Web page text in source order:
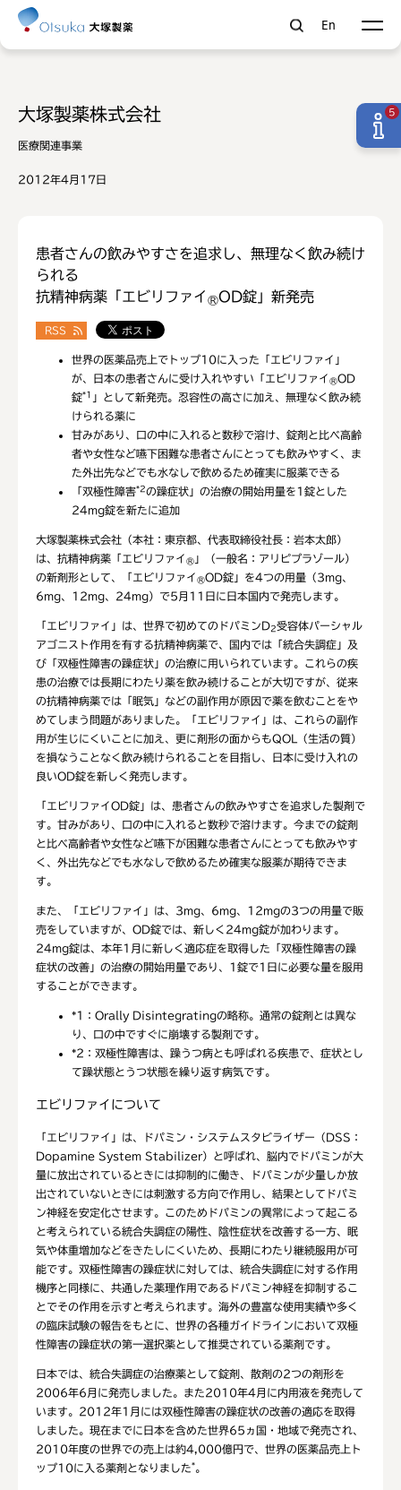
En
大塚製薬株式会社
医療関連事業
2012年4月17日
患者さんの飲みやすさを追求し、無理なく飲み続け
られる
抗精神病薬「エビリファイ ®OD錠」新発売
RSS
世界の医薬品売上でトップ10に入った「エビリファイ」
が、日本の患者さんに受け入れやすい「エビリファイ ®OD
錠*1
」として新発売。忍容性の高さに加え、無理なく飲み続
けられる薬に
甘みがあり、口の中に入れると数秒で溶け、錠剤と比べ高齢
者や女性など嚥下困難な患者さんにとっても飲みやすく、ま
た外出先などでも水なしで飲めるため確実に服薬できる
「双極性障害*2の躁症状」の治療の開始用量を1錠とした
24mg錠を新たに追加
大塚製薬株式会社（本社：東京都、代表取締役社長：岩本太郎）
は、抗精神病薬「エビリファイ ® 」（一般名：アリピプラゾール）
の新剤形として、「エビリファイ ®OD錠」を4つの用量（3mg、
6mg、12mg、24mg）で5月11日に日本国内で発売します。
「エビリファイ」は、世界で初めてのドパミンD2受容体パーシャル
アゴニスト作用を有する抗精神病薬で、国内では「統合失調症」及
び「双極性障害の躁症状」の治療に用いられています。これらの疾
患の治療では長期にわたり薬を飲み続けることが大切ですが、従来
の抗精神病薬では「眠気」などの副作用が原因で薬を飲むことをや
めてしまう問題がありました。「エビリファイ」は、これらの副作
用が生じにくいことに加え、更に剤形の面からもQOL（生活の質）
を損なうことなく飲み続けられることを目指し、日本に受け入れの
良いOD錠を新しく発売します。
「エビリファイOD錠」は、患者さんの飲みやすさを追求した製剤で
す。甘みがあり、口の中に入れると数秒で溶けます。今までの錠剤
と比べ高齢者や女性など嚥下が困難な患者さんにとっても飲みやす
く、外出先などでも水なしで飲めるため確実な服薬が期待できま
す。
また、「エビリファイ」は、3mg、6mg、12mgの3つの用量で販
売をしていますが、OD錠では、新しく24mg錠が加わります。
24mg錠は、本年1月に新しく適応症を取得した「双極性障害の躁
症状の改善」の治療の開始用量であり、1錠で1日に必要な量を服用
することができます。
*1： Orally Disintegratingの略称。通常の錠剤とは異な
り、口の中ですぐに崩壊する製剤です。
*2： 双極性障害は、躁うつ病とも呼ばれる疾患で、症状とし
て躁状態とうつ状態を繰り返す病気です。
エビリファイについて
「エビリファイ」は、ドパミン・システムスタビライザー（DSS：
Dopamine System Stabilizer）と呼ばれ、脳内でドパミンが大
量に放出されているときには抑制的に働き、ドパミンが少量しか放
出されていないときには刺激する方向で作用し、結果としてドパミ
ン神経を安定化させます。このためドパミンの異常によって起こる
と考えられている統合失調症の陽性、陰性症状を改善する一方、眠
気や体重増加などをきたしにくいため、長期にわたり継続服用が可
能です。双極性障害の躁症状に対しては、統合失調症に対する作用
機序と同様に、共通した薬理作用であるドパミン神経を抑制するこ
とでその作用を示すと考えられます。海外の豊富な使用実績や多く
の臨床試験の報告をもとに、世界の各種ガイドラインにおいて双極
性障害の躁症状の第一選択薬として推奨されている薬剤です。
日本では、統合失調症の治療薬として錠剤、散剤の2つの剤形を
2006年6月に発売しました。また2010年4月に内用液を発売して
います。2012年1月には双極性障害の躁症状の改善の適応を取得
しました。現在までに日本を含めた世界65ヵ国・地域で発売され、
2010年度の世界での売上は約4,000億円で、世界の医薬品売上ト
ップ10に入る薬剤となりました*。
5